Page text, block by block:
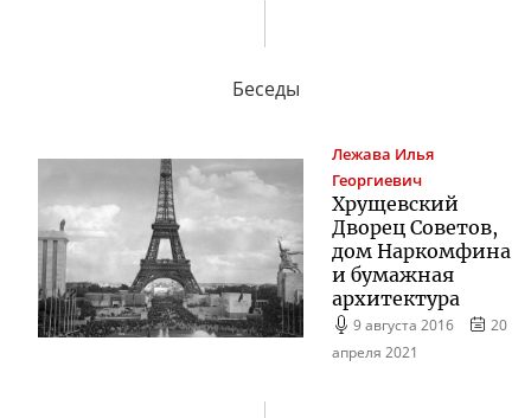
Беседы
Лежава Илья
Георгиевич
Хрущевский
Дворец Советов,
дом Наркомфина
и бумажная
архитектура
9 августа 2016
20
апреля 2021